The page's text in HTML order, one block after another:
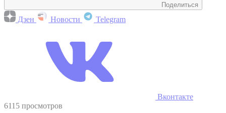
Поделиться
Дзен Новости Telegram
Вконтакте
6115 просмотров